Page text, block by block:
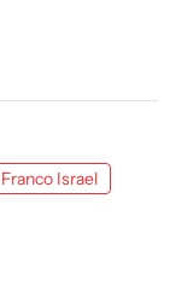
Franco Israel